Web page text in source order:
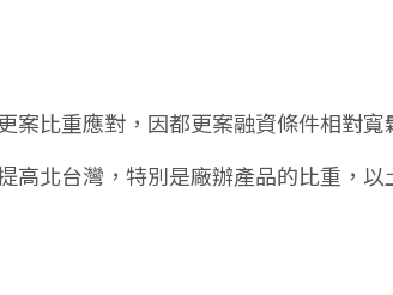
案比重應對，因都更案融資條件相對寬
高北台灣，特別是廠辦產品的比重，